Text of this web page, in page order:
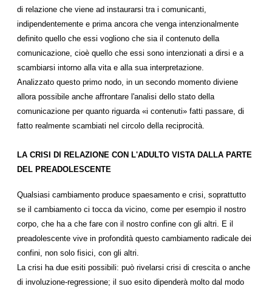
di relazione che viene ad instaurarsi tra i comunicanti,
indipendentemente e prima ancora che venga intenzionalmente
definito quello che essi vogliono che sia il contenuto della
comunicazione, cioè quello che essi sono intenzionati a dirsi e a
scambiarsi intorno alla vita e alla sua interpretazione.
Analizzato questo primo nodo, in un secondo momento diviene
allora possibile anche affrontare l'analisi dello stato della
comunicazione per quanto riguarda «i contenuti» fatti passare, di
fatto realmente scambiati nel circolo della reciprocità.
LA CRISI DI RELAZIONE CON L'ADULTO VISTA DALLA PARTE
DEL PREADOLESCENTE
Qualsiasi cambiamento produce spaesamento e crisi, soprattutto
se il cambiamento ci tocca da vicino, come per esempio il nostro
corpo, che ha a che fare con il nostro confine con gli altri. E il
preadolescente vive in profondità questo cambiamento radicale dei
confini, non solo fisici, con gli altri.
La crisi ha due esiti possibili: può rivelarsi crisi di crescita o anche
di involuzione-regressione; il suo esito dipenderà molto dal modo